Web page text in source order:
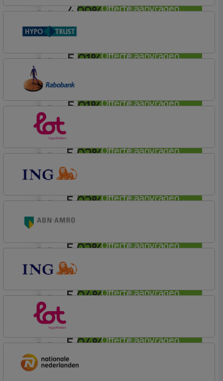
Offerte aanvragen
4,99%
Offerte aanvragen
annuiteit
5,01%
Offerte aanvragen
Nationale Nederlanden
annuiteit
5,01%
Offerte aanvragen
Conneqt vh HypoTrust
Elan Plus
annuiteit
5,02%
Offerte aanvragen
Rabobank Spaarbank
Basisvoorwaarden (incl korting)
annuiteit
5,02%
Offerte aanvragen
annuiteit
5,02%
Offerte aanvragen
Basistarief
annuiteit
5,04%
Offerte aanvragen
Budget
annuiteit
5,04%
ING Bank
Basistarief
annuiteit